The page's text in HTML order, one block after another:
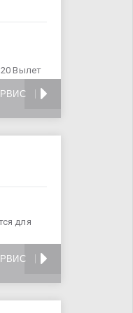
Вылет
для